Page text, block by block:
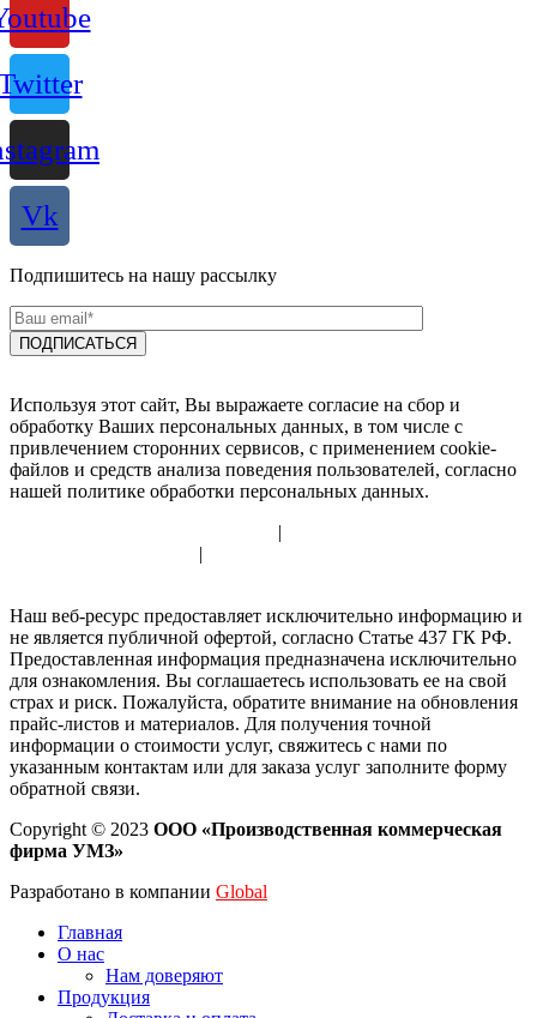
Vk
Подпишитесь на нашу рассылку
Используя этот сайт, Вы выражаете согласие на сбор и
обработку Ваших персональных данных, в том числе с
привлечением сторонних сервисов, с применением cookie-
файлов и средств анализа поведения пользователей, согласно
нашей политике обработки персональных данных.
|
|
Наш веб-ресурс предоставляет исключительно информацию и
не является публичной офертой, согласно Статье 437 ГК РФ.
Предоставленная информация предназначена исключительно
для ознакомления. Вы соглашаетесь использовать ее на свой
страх и риск. Пожалуйста, обратите внимание на обновления
прайс-листов и материалов. Для получения точной
информации о стоимости услуг, свяжитесь с нами по
указанным контактам или для заказа услуг заполните форму
обратной связи.
Copyright © 2023 ООО «Производственная коммерческая
фирма УМЗ»
Разработано в компании Global
Главная
О нас
Нам доверяют
Продукция